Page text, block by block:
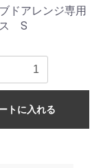
ドアレンジ専用
ス S
トに入れる